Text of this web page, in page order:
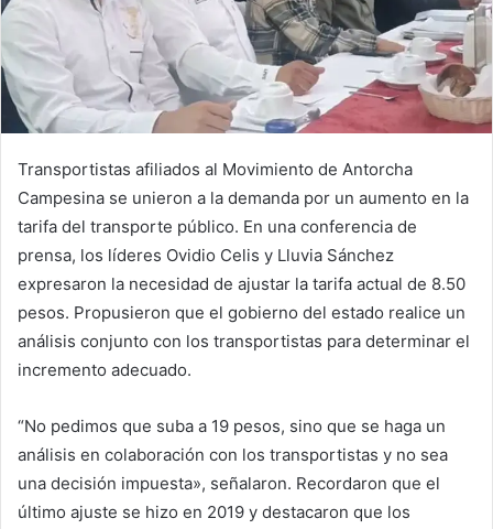
Transportistas afiliados al Movimiento de Antorcha
Campesina se unieron a la demanda por un aumento en la
tarifa del transporte público. En una conferencia de
prensa, los líderes Ovidio Celis y Lluvia Sánchez
expresaron la necesidad de ajustar la tarifa actual de 8.50
pesos. Propusieron que el gobierno del estado realice un
análisis conjunto con los transportistas para determinar el
incremento adecuado.
“No pedimos que suba a 19 pesos, sino que se haga un
análisis en colaboración con los transportistas y no sea
una decisión impuesta», señalaron. Recordaron que el
último ajuste se hizo en 2019 y destacaron que los